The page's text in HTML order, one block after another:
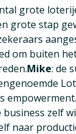
grote
grote stap
om buiten
Mike: de
zelf
naar